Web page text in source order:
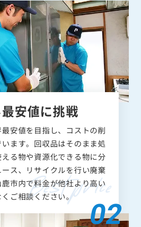
安値に挑戦
安値を目指し、コストの削
ます。回収品はそのまま処
る物や資源化できる物に分
ス、リサイクルを行い廃棄
市内で料金が他社より高い
ご相談ください。